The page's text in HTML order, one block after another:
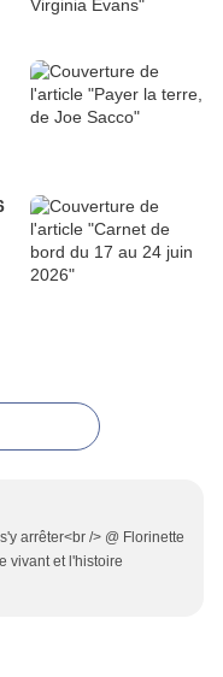
arrêter<br /> @ Florinette
vivant et l'histoire